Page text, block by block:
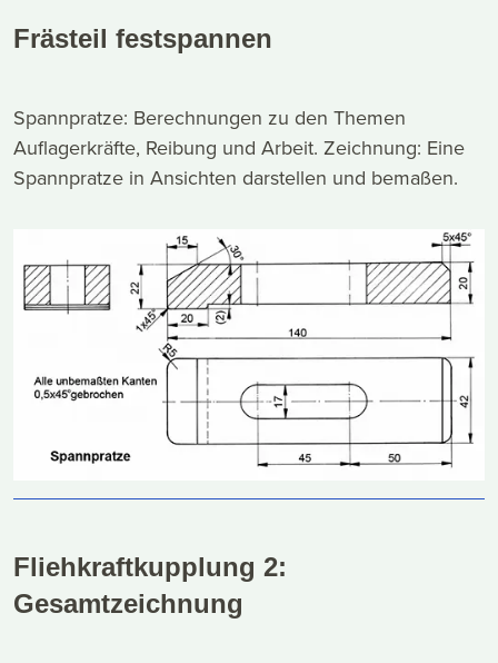
Frästeil festspannen
Spannpratze: Berechnungen zu den Themen
Auflagerkräfte, Reibung und Arbeit. Zeichnung: Eine
Spannpratze in Ansichten darstellen und bemaßen.
Fliehkraftkupplung 2:
Gesamtzeichnung